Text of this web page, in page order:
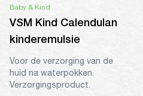
Baby & Kind
VSM Kind Calendulan
kinderemulsie
Voor de verzorging van de
huid na waterpokken.
Verzorgingsproduct.